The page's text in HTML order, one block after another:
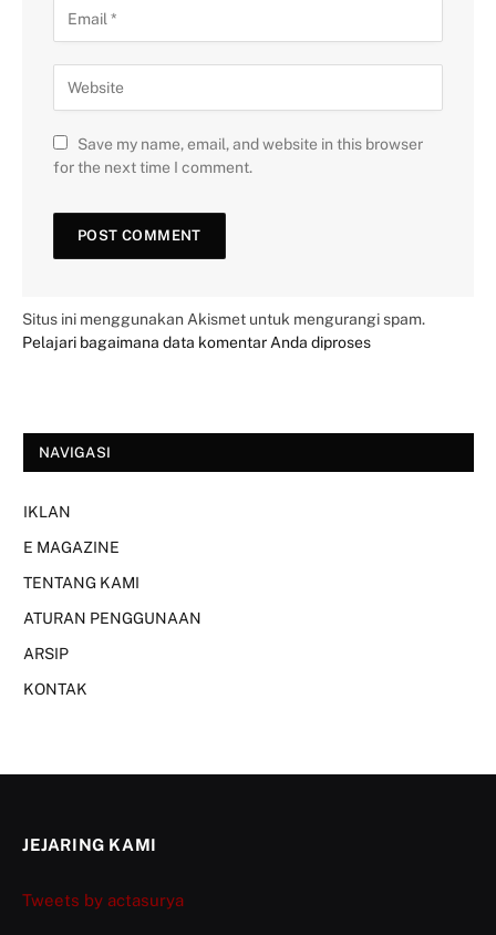
Save my name, email, and website in this browser
for the next time I comment.
Situs ini menggunakan Akismet untuk mengurangi spam.
Pelajari bagaimana data komentar Anda diproses
NAVIGASI
IKLAN
E MAGAZINE
TENTANG KAMI
ATURAN PENGGUNAAN
ARSIP
KONTAK
JEJARING KAMI
Tweets by actasurya